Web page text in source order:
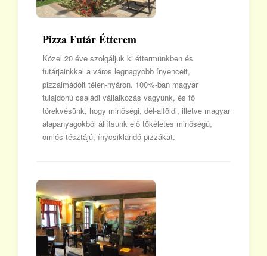
Pizza Futár Étterem
Közel 20 éve szolgáljuk ki éttermünkben és
futárjainkkal a város legnagyobb ínyenceit,
pizzaimádóit télen-nyáron. 100%-ban magyar
tulajdonú családi vállalkozás vagyunk, és fő
törekvésünk, hogy minőségi, dél-alföldi, illetve magyar
alapanyagokból állítsunk elő tökéletes minőségű,
omlós tésztájú, ínycsiklandó pizzákat.